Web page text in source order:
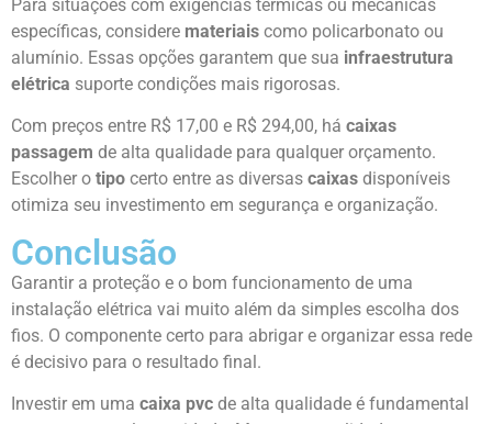
Para situações com exigências térmicas ou mecânicas
específicas, considere materiais como policarbonato ou
alumínio. Essas opções garantem que sua infraestrutura
elétrica suporte condições mais rigorosas.
Com preços entre R$ 17,00 e R$ 294,00, há caixas
passagem de alta qualidade para qualquer orçamento.
Escolher o tipo certo entre as diversas caixas disponíveis
otimiza seu investimento em segurança e organização.
Conclusão
Garantir a proteção e o bom funcionamento de uma
instalação elétrica vai muito além da simples escolha dos
fios. O componente certo para abrigar e organizar essa rede
é decisivo para o resultado final.
Investir em uma caixa pvc de alta qualidade é fundamental